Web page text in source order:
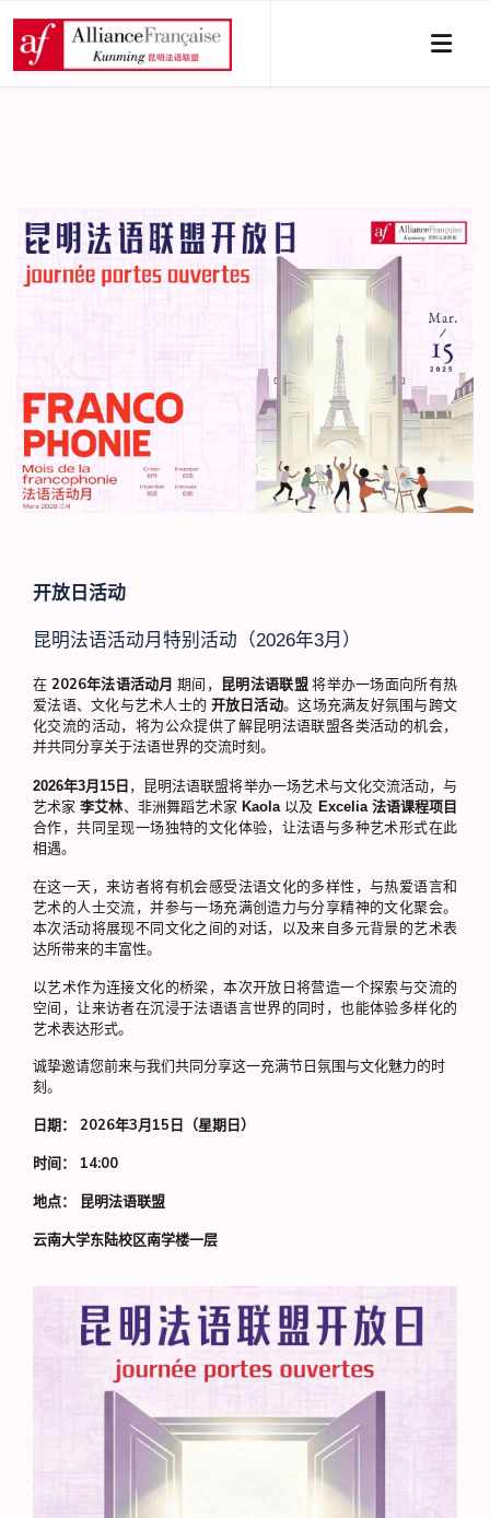
开放日活动
昆明法语活动月特别活动（2026年3月）
在 2026年法语活动月 期间， 昆明法语联盟将举办一场面向所有热
爱法语、文化与艺术人士的 开放日活动。这场充满友好氛围与跨文
化交流的活动，将为公众提供了解昆明法语联盟各类活动的机会，
并共同分享关于法语世界的交流时刻。
2026年3月15日 ，昆明法语联盟将举办一场艺术与文化交流活动，与
艺术家李艾林、非洲舞蹈艺术家 Kaola 以及 Excelia 法语课程项目
合作，共同呈现一场独特的文化体验，让法语与多种艺术形式在此
相遇。
在这一天，来访者将有机会感受法语文化的多样性，与热爱语言和
艺术的人士交流，并参与一场充满创造力与分享精神的文化聚会。
本次活动将展现不同文化之间的对话，以及来自多元背景的艺术表
达所带来的丰富性。
以艺术作为连接文化的桥梁，本次开放日将营造一个探索与交流的
空间，让来访者在沉浸于法语语言世界的同时，也能体验多样化的
艺术表达形式。
诚挚邀请您前来与我们共同分享这一充满节日氛围与文化魅力的时
刻。
日期： 2026年3月15日（星期日）
时间： 14:00
地点： 昆明法语联盟
云南大学东陆校区南学楼一层